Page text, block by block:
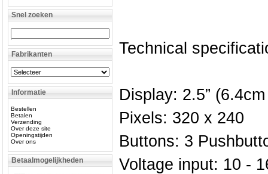
Snel zoeken
Fabrikanten
Informatie
Bestellen
Betalen
Verzending
Over deze site
Openingstijden
Over ons
Betaalmogelijkheden
Technical
Display: 2.5”
Pixels: 320 x 240
Buttons: 3
Voltage input: 10 -